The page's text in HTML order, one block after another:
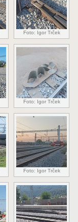
Foto: Igor Trček
Foto: Igor Trček
Foto: Igor Trček